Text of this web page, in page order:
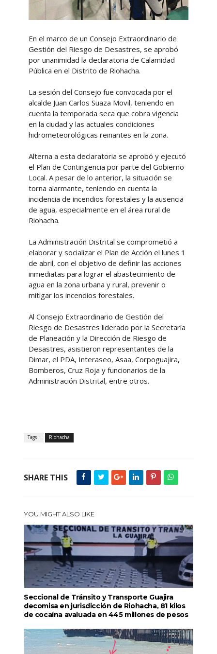
En el marco de un Consejo Extraordinario de
Gestión del Riesgo de Desastres, se aprobó
por unanimidad la declaratoria de Calamidad
Pública en el Distrito de Riohacha.
La sesión del Consejo fue convocada por el
alcalde Juan Carlos Suaza Movil, teniendo en
cuenta la temporada seca que cobra vigencia
en la ciudad y las actuales condiciones
hidrometeorológicas reinantes en la zona.
Alterna a esta declaratoria se aprobó y ejecutó
el Plan de Contingencia por parte del Gobierno
Local. A pesar de lo anterior, la situación se
torna alarmante, teniendo en cuenta la
incidencia de incendios forestales y la ausencia
de agua, especialmente en el área rural de
Riohacha.
La Administración Distrital se comprometió a
elaborar y socializar el Plan de Acción el lunes 1
de abril, con el objetivo de definir las acciones
inmediatas para lograr el abastecimiento de
agua en la zona urbana y rural, prevenir o
mitigar los incendios forestales.
Al Consejo Extraordinario de Gestión del
Riesgo de Desastres liderado por la Secretaría
de Planeación y la Dirección de Riesgo de
Desastres, asistieron representantes de la
Dimar, el PDA, Interaseo, Asaa, Corpoguajira,
Bomberos, Cruz Roja y funcionarios de la
Administración Distrital, entre otros.
Tags : Riohacha
SHARE THIS
YOU MIGHT ALSO LIKE
Seccional de Tránsito y Transporte Guajira
decomisa en jurisdicción de Riohacha, 81 kilos
de cocaína avaluada en 445 millones de pesos